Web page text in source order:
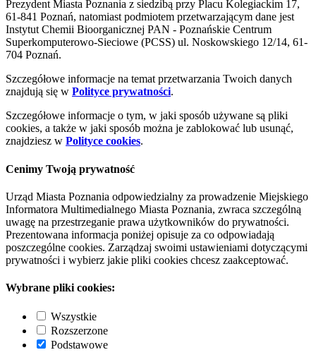
Prezydent Miasta Poznania z siedzibą przy Placu Kolegiackim 17,
61-841 Poznań, natomiast podmiotem przetwarzającym dane jest
Instytut Chemii Bioorganicznej PAN - Poznańskie Centrum
Superkomputerowo-Sieciowe (PCSS) ul. Noskowskiego 12/14, 61-
704 Poznań.
Szczegółowe informacje na temat przetwarzania Twoich danych
znajdują się w Polityce prywatności.
Szczegółowe informacje o tym, w jaki sposób używane są pliki
cookies, a także w jaki sposób można je zablokować lub usunąć,
znajdziesz w Polityce cookies.
Cenimy Twoją prywatność
Urząd Miasta Poznania odpowiedzialny za prowadzenie Miejskiego
Informatora Multimedialnego Miasta Poznania, zwraca szczególną
uwagę na przestrzeganie prawa użytkowników do prywatności.
Prezentowana informacja poniżej opisuje za co odpowiadają
poszczególne cookies. Zarządzaj swoimi ustawieniami dotyczącymi
prywatności i wybierz jakie pliki cookies chcesz zaakceptować.
Wybrane pliki cookies:
Wszystkie
Rozszerzone
Podstawowe